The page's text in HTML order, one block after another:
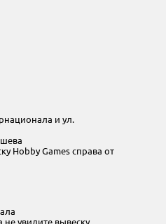
и ул.
Hobby Games справа от
увидите вывеску